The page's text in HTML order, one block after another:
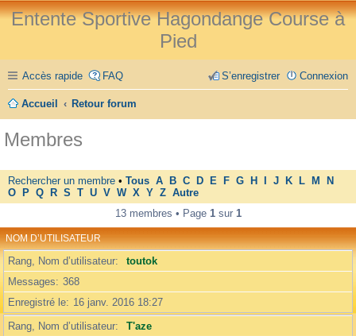
Entente Sportive Hagondange Course à
Pied
Accès rapide FAQ Connexion
S’enregistrer
Accueil Retour forum
Membres
Rechercher un membre • Tous A B C D E F G H J K L M
N
O
P Q R S T U V W X Y Z Autre
13 membres • Page 1sur 1
NOM D’UTILISATEUR
Rang, Nom d’utilisateur
toutok
Messages
368
Enregistré le
16 janv. 2016 18:27
Rang, Nom d’utilisateur
T'aze